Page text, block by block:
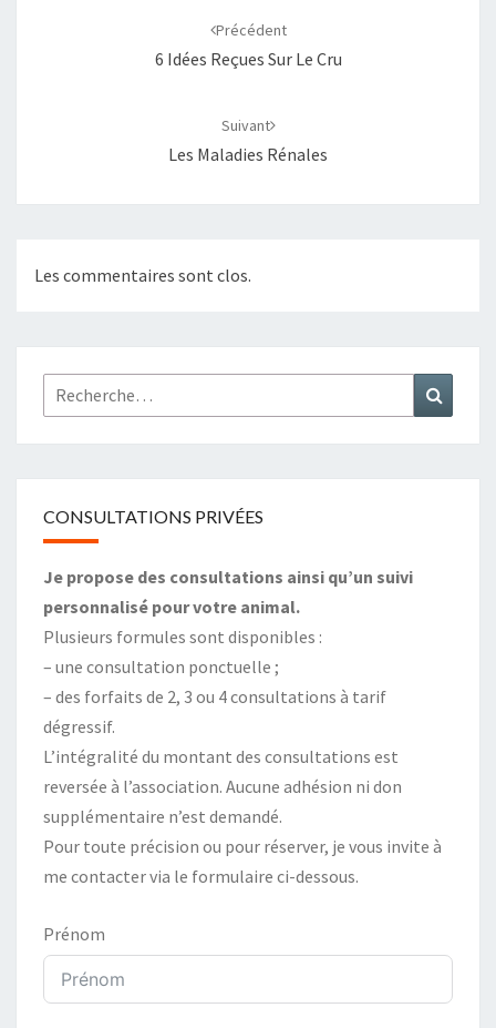
Précédent
6 Idées Reçues Sur Le Cru
Suivant
Les Maladies Rénales
Les commentaires sont clos.
Rechercher :
CONSULTATIONS PRIVÉES
Je propose des consultations ainsi qu’un suivi
personnalisé pour votre animal.
Plusieurs formules sont disponibles :
– une consultation ponctuelle ;
– des forfaits de 2, 3 ou 4 consultations à tarif
dégressif.
L’intégralité du montant des consultations est
reversée à l’association. Aucune adhésion ni don
supplémentaire n’est demandé.
Pour toute précision ou pour réserver, je vous invite à
me contacter via le formulaire ci-dessous.
Prénom